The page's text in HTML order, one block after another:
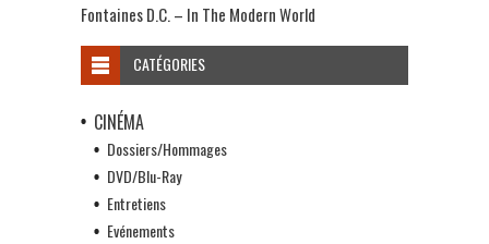
Fontaines D.C. – In The Modern World
CATÉGORIES
CINÉMA
Dossiers/Hommages
DVD/Blu-Ray
Entretiens
Evénements